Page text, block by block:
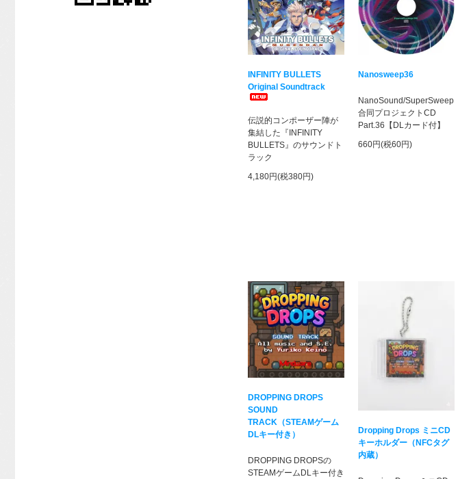
INFINITY BULLETS
Original Soundtrack
伝説的コンポーザー陣が
集結した『INFINITY
BULLETS』のサウンドト
ラック
4,180円(税380円)
Nanosweep36
NanoSound/SuperSweep
合同プロジェクトCD
Part.36【DLカード付】
660円(税60円)
DROPPING DROPS
SOUND
TRACK（STEAMゲーム
DLキー付き）
DROPPING DROPSの
STEAMゲームDLキー付き
Dropping Drops ミニCD
キーホルダー（NFCタグ
内蔵）